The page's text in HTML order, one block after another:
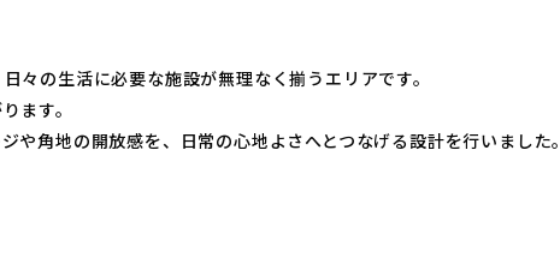
々の生活に必要な施設が無理なく揃うエリアです。
ます。
角地の開放感を、日常の心地よさへとつなげる設計を行いました。